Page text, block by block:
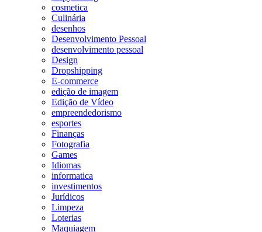
cosmetica
Culinária
desenhos
Desenvolvimento Pessoal
desenvolvimento pessoal
Design
Dropshipping
E-commerce
edição de imagem
Edição de Vídeo
empreendedorismo
esportes
Finanças
Fotografia
Games
Idiomas
informatica
investimentos
Jurídicos
Limpeza
Loterias
Maquiagem